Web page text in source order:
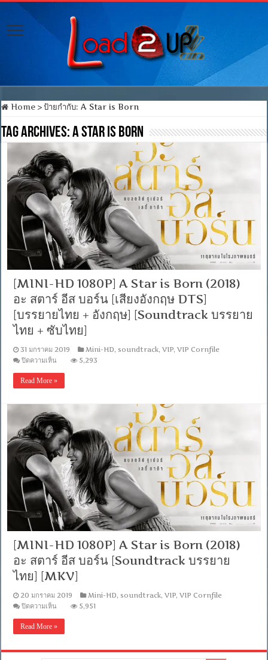
Home > ป้ายกำกับ:A Star is Born
Tag Archives:A Star is Born
[MINI-HD 1080P] A Star is Born (2018)
อะ สตาร์ อีส บอร์น [เสียงอังกฤษ DTS]
[บรรยายไทย + อังกฤษ] [Soundtrack บรรยาย
ไทย + ซับไทย]
31 มกราคม 2019 Mini-HD, soundtrack,VIP,VIP Cornfile
ปิดความเห็น
1080P]
Star
is
Born
(2018)
อะ
ส
ตาร์
อีส
บอร์น
[เสียง
อังกฤษ
DTS]
[บรรยาย
ไทย
+
อังกฤษ]
[Soundtrack
บรรยาย
ไทย
ซับ
5,293
Read More »
[MINI-HD 1080P] A Star is Born (2018)
อะ สตาร์ อีส บอร์น [Soundtrack บรรยาย
ไทย] [MKV]
20 มกราคม 2019 Mini-HD, soundtrack,VIP,VIP Cornfile
ปิดความเห็น
1080P]
Star
5,951
Read More »